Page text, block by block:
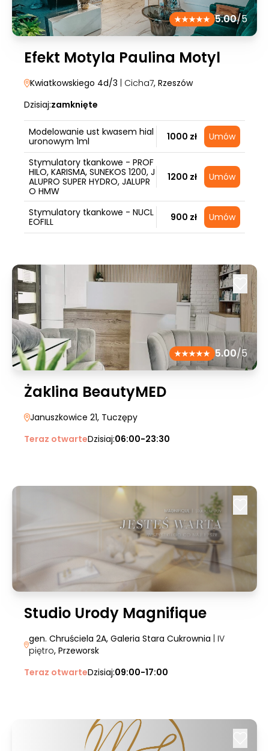
5.00/5
Efekt Motyla Paulina Motyl
Kwiatkowskiego 4d/3 | Cicha7, Rzeszów
Dzisiaj:zamknięte
Modelowanie ust kwasem hial
uronowym 1ml
1000 zł Umów
Stymulatory tkankowe - PROF
HILO, KARISMA, SUNEKOS 1200, J
ALUPRO SUPER HYDRO, JALUPR
O HMW
1200 zł Umów
Stymulatory tkankowe - NUCL
EOFILL
900 zł Umów
5.00/5
Żaklina BeautyMED
Januszkowice 21, Tuczępy
Teraz otwarteDzisiaj:06:00-23:30
Studio Urody Magnifique
gen. Chruściela 2A, Galeria Stara Cukrownia | IV
piętro, Przeworsk
Teraz otwarteDzisiaj:09:00-17:00